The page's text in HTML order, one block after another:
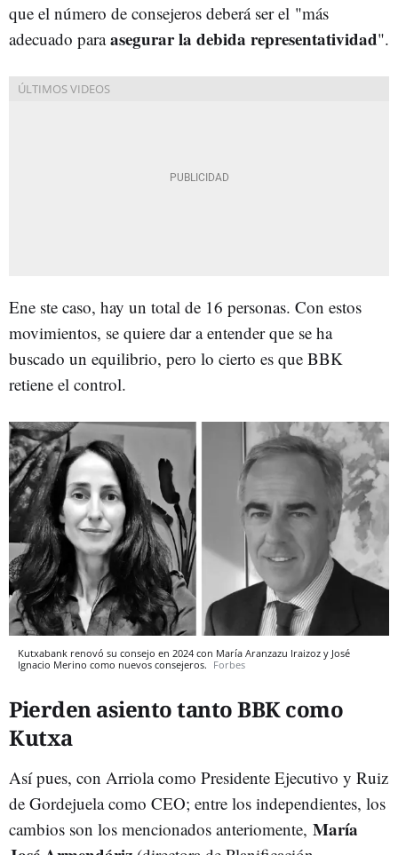
que el número de consejeros deberá ser el "más
adecuado paraasegurar la debida representatividad".
Ene ste caso, hay un total de 16 personas. Con estos
movimientos, se quiere dar a entender que se ha
buscado un equilibrio, pero lo cierto es que BBK
retiene el control.
Kutxabank renovó su consejo en 2024 con María Aranzazu Iraizoz y José
Ignacio Merino como nuevos consejeros. Forbes
Pierden asiento tanto BBK como
Kutxa
Así pues, con Arriola como Presidente Ejecutivo y Ruiz
de Gordejuela como CEO; entre los independientes, los
cambios son los mencionados anteriomente, María